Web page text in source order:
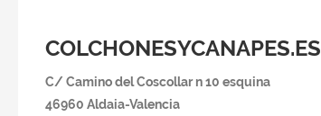
COLCHONESYCANAPES.ES
C/ Camino del Coscollar n 10 esquina
46960 Aldaia-Valencia